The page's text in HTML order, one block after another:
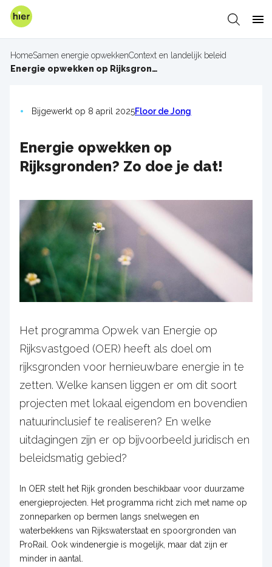
Overslaan
Zoeken
Kruimelpad
HomeSamen energie opwekkenContext en landelijk beleid
Energie opwekken op Rijksgronden? Zo doe je dat!
Bijgewerkt op 8 april 2025Floor de Jong
Energie opwekken op
Rijksgronden? Zo doe je dat!
Het programma Opwek van Energie op
Rijksvastgoed (OER) heeft als doel om
rijksgronden voor hernieuwbare energie in te
zetten. Welke kansen liggen er om dit soort
projecten met lokaal eigendom en bovendien
natuurinclusief te realiseren? En welke
uitdagingen zijn er op bijvoorbeeld juridisch en
beleidsmatig gebied?
In OER stelt het Rijk gronden beschikbaar voor duurzame
energieprojecten. Het programma richt zich met name op
zonneparken op bermen langs snelwegen en
waterbekkens van Rijkswaterstaat en spoorgronden van
ProRail. Ook windenergie is mogelijk, maar dat zijn er
minder in aantal.